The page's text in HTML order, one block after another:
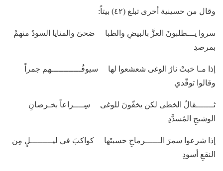
وقال من حسينية أخرى تبلغ (٤٢) بيتاً:
سروا يـــطلبونَ العزَّ بالبيضِ والظبا ضحىً والمنايا السودُ منهمْ
بمرصدِ
إذا مـا خبتْ نارُ الوغى شعشعوا لها سيوفُــــــــــــهم جمراً
وقالوا توقّدي
ثـــــــقالُ الخطى لكن يخفّونَ للوغى سِــــراعاً بخـرصانِ
الوشيجِ المُسدَّدِ
إذا شرعوا سمرَ الــــــرماحِ حسبتَها كواكبَ في ليـــــــــلٍ مِن
النقعِ أسودِ